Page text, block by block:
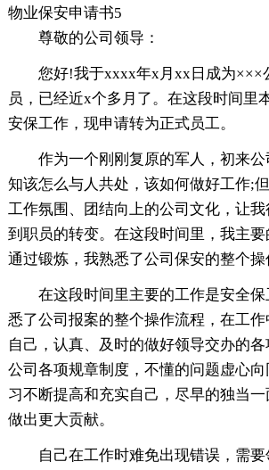
物业保安申请书5
尊敬的公司领导：
您好!我于xxxx年x月xx日成为×××
员，已经近x个多月了。在这段时间里
安保工作，现申请转为正式员工。
作为一个刚刚复原的军人，初来
知该怎么与人共处，该如何做好工作;
工作氛围、团结向上的公司文化，让
到职员的转变。在这段时间里，我主
通过锻炼，我熟悉了公司保安的整个操
在这段时间里主要的工作是安全
悉了公司报案的整个操作流程，在工
自己，认真、及时的做好领导交办的
公司各项规章制度，不懂的问题虚心
习不断提高和充实自己，尽早的独当
做出更大贡献。
自己在工作时难免出现错误，需